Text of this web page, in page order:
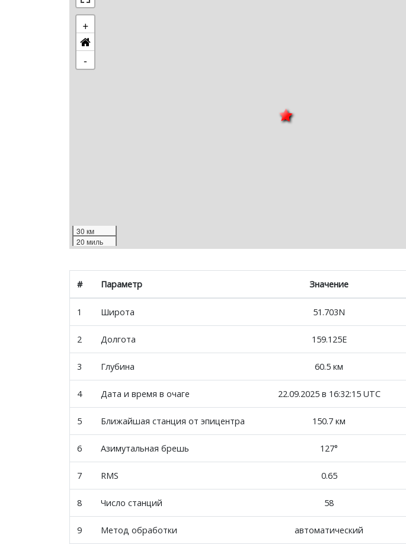
+
-
30 км
20 миль
# Параметр Значение
1 Широта 51.703N
2 Долгота 159.125E
3 Глубина 60.5 км
4 Дата и время в очаге 22.09.2025 в 16:32:15 UTC
5 Ближайшая станция от эпицентра 150.7 км
6 Азимутальная брешь 127°
7 RMS 0.65
8 Число станций 58
9 Метод обработки автоматический